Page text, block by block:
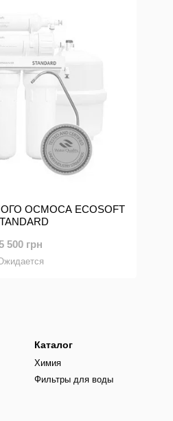
ОСМОСА ECOSOFT
500 грн
Каталог
Химия
Фильтры для воды